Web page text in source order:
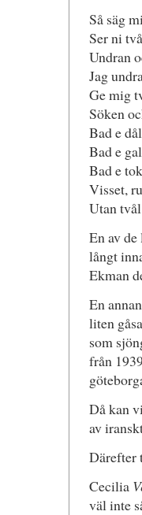
Så säg
Ser ni
Undran
Jag
Ge mig
Söken
Bad e
Bad e
Bad e
Visset,
Utan
En av
långt
Ekman
En
liten
som
från
Då kan
av
Därefter
Cecilia
väl inte